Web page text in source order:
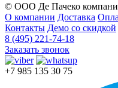
© ООО Де Пачеко компани
О компании Доставка
Контакты Демо со скидкой
8 (495) 221-74-18
Заказать звонок
+7 985 135 30 75